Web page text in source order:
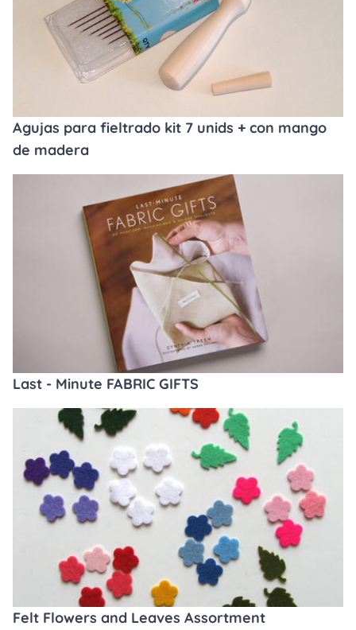
Agujas para fieltrado kit 7 unids + con mango
de madera
Last - Minute FABRIC GIFTS
Felt Flowers and Leaves Assortment